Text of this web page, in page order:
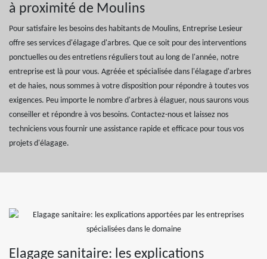
à proximité de Moulins
Pour satisfaire les besoins des habitants de Moulins, Entreprise Lesieur
offre ses services d'élagage d'arbres. Que ce soit pour des interventions
ponctuelles ou des entretiens réguliers tout au long de l'année, notre
entreprise est là pour vous. Agréée et spécialisée dans l'élagage d'arbres
et de haies, nous sommes à votre disposition pour répondre à toutes vos
exigences. Peu importe le nombre d'arbres à élaguer, nous saurons vous
conseiller et répondre à vos besoins. Contactez-nous et laissez nos
techniciens vous fournir une assistance rapide et efficace pour tous vos
projets d'élagage.
Elagage sanitaire: les explications